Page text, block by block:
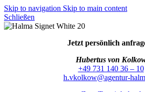
Skip to navigation Skip to main content
Schließen
Jetzt persönlich
Hubertus von
+49 731 140 36 – 10
h.vkolkow@agentur-